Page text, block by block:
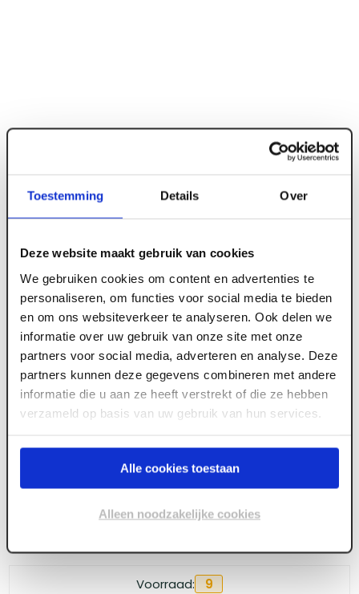
Toestemming Details Over
Deze website maakt gebruik van cookies
We gebruiken cookies om content en advertenties te
personaliseren, om functies voor social media te bieden
en om ons websiteverkeer te analyseren. Ook delen we
informatie over uw gebruik van onze site met onze
partners voor social media, adverteren en analyse. Deze
partners kunnen deze gegevens combineren met andere
informatie die u aan ze heeft verstrekt of die ze hebben
verzameld op basis van uw gebruik van hun services.
Alle cookies toestaan
Alleen noodzakelijke cookies
ART003015
Onderlegplaat. drukverdeelring Ø 70 mm (50
st/ds)
Meld je aan of maak een account aan om toegang
te krijgen tot de prijzen.
Log in voor prijzen
Wil je de scherpste prijs? Meld je aan voor een
Voorraad: 9